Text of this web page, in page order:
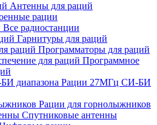
Антенны для раций
рации
Все радиостанции
Гарнитуры для раций
Программаторы для раций
Программное
Рации 27МГц СИ-БИ
Рации для горнолыжников
Спутниковые антенны